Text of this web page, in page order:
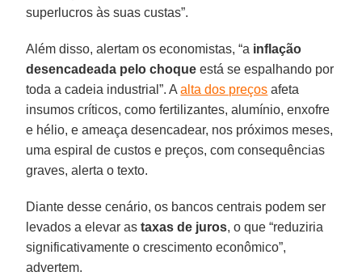
superlucros às suas custas”.
Além disso, alertam os economistas, “a inflação
desencadeada pelo choque está se espalhando por
toda a cadeia industrial”. Aalta dos preços afeta
insumos críticos, como fertilizantes, alumínio, enxofre
e hélio, e ameaça desencadear, nos próximos meses,
uma espiral de custos e preços, com consequências
graves, alerta o texto.
Diante desse cenário, os bancos centrais podem ser
levados a elevar as taxas de juros, o que “reduziria
significativamente o crescimento econômico”,
advertem.